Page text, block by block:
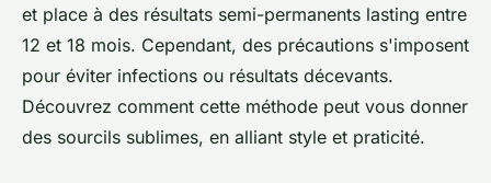
et place à des résultats semi-permanents lasting entre
12 et 18 mois. Cependant, des précautions s'imposent
pour éviter infections ou résultats décevants.
Découvrez comment cette méthode peut vous donner
des sourcils sublimes, en alliant style et praticité.